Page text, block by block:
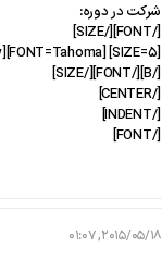
شرکت در دوره:
[/FONT][/SIZE]
[SIZE=5] [FONT=Tahoma][FONT=courier new][B][URL]https://javidsoft.ir/courses/[/URL][/B][/FONT][/FONT][/SIZE][/FONT]
[/B][/FONT][/SIZE]
[/CENTER]
[/INDENT]
[/FONT]
2015/05/18, 01:07